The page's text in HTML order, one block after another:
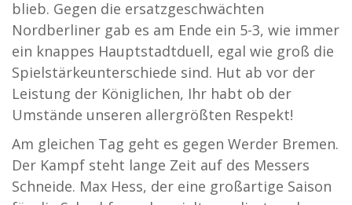
blieb. Gegen die ersatzgeschwächten
Nordberliner gab es am Ende ein 5-3, wie immer
ein knappes Hauptstadtduell, egal wie groß die
Spielstärkeunterschiede sind. Hut ab vor der
Leistung der Königlichen, Ihr habt ob der
Umstände unseren allergrößten Respekt!
Am gleichen Tag geht es gegen Werder Bremen.
Der Kampf steht lange Zeit auf des Messers
Schneide. Max Hess, der eine großartige Saison